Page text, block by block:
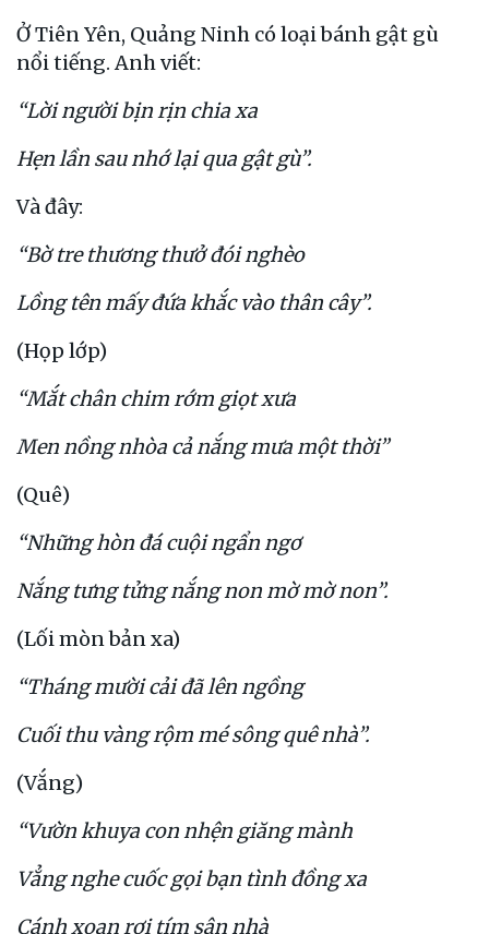
Ở Tiên Yên, Quảng Ninh có loại bánh gật gù
nổi tiếng. Anh viết:
“Lời người bịn rịn chia xa
Hẹn lần sau nhớ lại qua gật gù”.
Và đây:
“Bờ tre thương thưở đói nghèo
Lồng tên mấy đứa khắc vào thân cây”.
(Họp lớp)
“Mắt chân chim rớm giọt xưa
Men nồng nhòa cả nắng mưa một thời”
(Quê)
“Những hòn đá cuội ngẩn ngơ
Nắng tưng tửng nắng non mờ mờ non”.
(Lối mòn bản xa)
“Tháng mười cải đã lên ngồng
Cuối thu vàng rộm mé sông quê nhà”.
(Vắng)
“Vườn khuya con nhện giăng mành
Vẳng nghe cuốc gọi bạn tình đồng xa
Cánh xoan rơi tím sân nhà